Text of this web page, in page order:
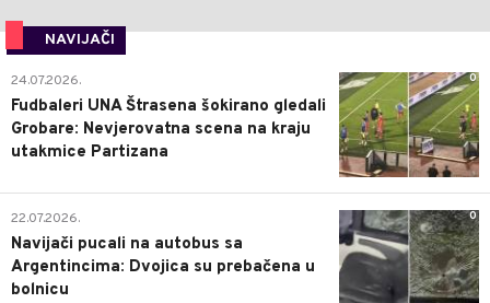
NAVIJAČI
0
24.07.2026.
Fudbaleri UNA Štrasena šokirano gledali
Grobare: Nevjerovatna scena na kraju
utakmice Partizana
0
22.07.2026.
Navijači pucali na autobus sa
Argentincima: Dvojica su prebačena u
bolnicu